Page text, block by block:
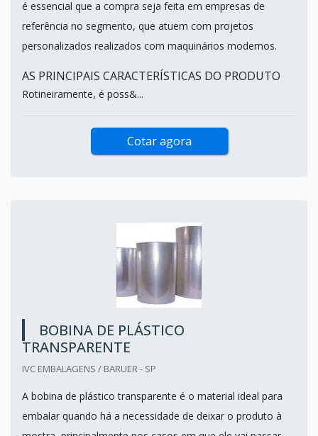
é essencial que a compra seja feita em empresas de
referência no segmento, que atuem com projetos
personalizados realizados com maquinários modernos.
AS PRINCIPAIS CARACTERÍSTICAS DO PRODUTO
Rotineiramente, é poss&...
Cotar agora
BOBINA DE PLÁSTICO
TRANSPARENTE
IVC EMBALAGENS / BARUER - SP
A bobina de plástico transparente é o material ideal para
embalar quando há a necessidade de deixar o produto à